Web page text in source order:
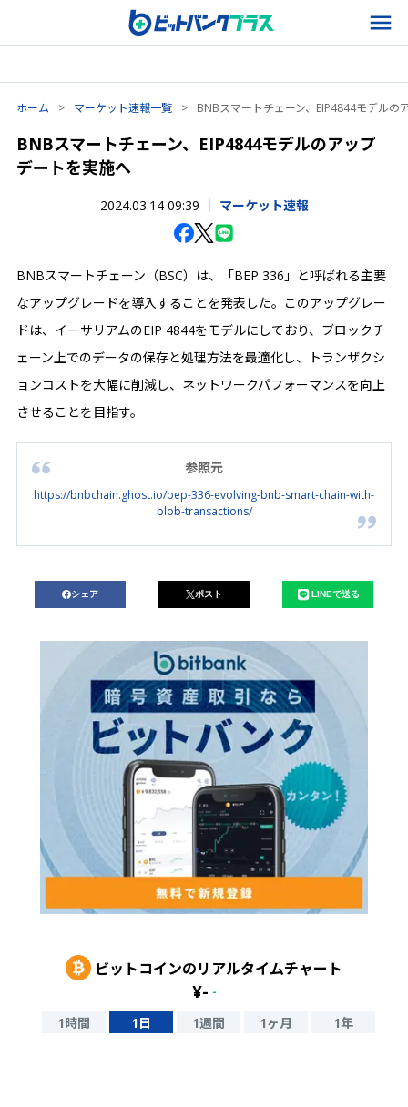
ホーム > マーケット速報一覧 > BNBスマートチェーン、EIP4844モデルの
BNBスマートチェーン、EIP4844モデルのアップ
デートを実施へ
2024.03.14 09:39 マーケット速報
BNBスマートチェーン（BSC）は、「BEP 336」と呼ばれる主要
なアップグレードを導入することを発表した。このアップグレー
ドは、イーサリアムのEIP 4844をモデルにしており、ブロックチ
ェーン上でのデータの保存と処理方法を最適化し、トランザクシ
ョンコストを大幅に削減し、ネットワークパフォーマンスを向上
させることを目指す。
参照元
https://bnbchain.ghost.io/bep-336-evolving-bnb-smart-chain-with-
blob-transactions/
シェア ポスト LINEで送る
ビットコインのリアルタイムチャート
¥- -
1時間 1日 1週間 1ヶ月 1年